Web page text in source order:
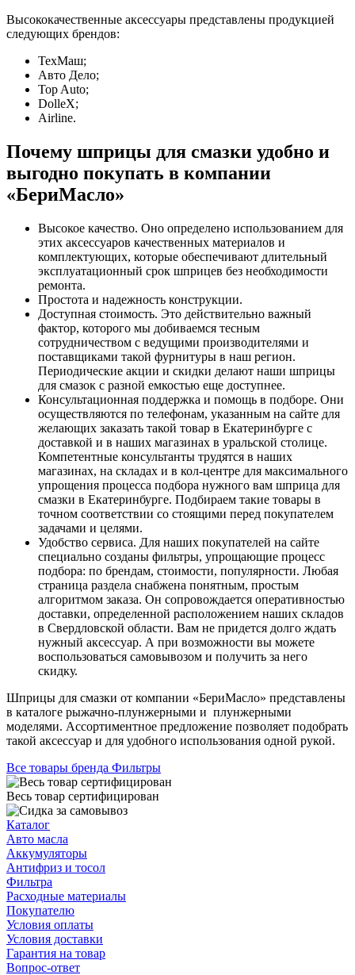
Высококачественные аксессуары представлены продукцией
следующих брендов:
ТехМаш;
Авто Дело;
Top Auto;
DolleX;
Airline.
Почему шприцы для смазки удобно и
выгодно покупать в компании
«БериМасло»
Высокое качество. Оно определено использованием для
этих аксессуаров качественных материалов и
комплектующих, которые обеспечивают длительный
эксплуатационный срок шприцев без необходимости
ремонта.
Простота и надежность конструкции.
Доступная стоимость. Это действительно важный
фактор, которого мы добиваемся тесным
сотрудничеством с ведущими производителями и
поставщиками такой фурнитуры в наш регион.
Периодические акции и скидки делают наши шприцы
для смазок с разной емкостью еще доступнее.
Консультационная поддержка и помощь в подборе. Они
осуществляются по телефонам, указанным на сайте для
желающих заказать такой товар в Екатеринбурге с
доставкой и в наших магазинах в уральской столице.
Компетентные консультанты трудятся в наших
магазинах, на складах и в кол-центре для максимального
упрощения процесса подбора нужного вам шприца для
смазки в Екатеринбурге. Подбираем такие товары в
точном соответствии со стоящими перед покупателем
задачами и целями.
Удобство сервиса. Для наших покупателей на сайте
специально созданы фильтры, упрощающие процесс
подбора: по брендам, стоимости, популярности. Любая
страница раздела снабжена понятным, простым
алгоритмом заказа. Он сопровождается оперативностью
доставки, определенной расположением наших складов
в Свердловской области. Вам не придется долго ждать
нужный аксессуар. А при возможности вы можете
воспользоваться самовывозом и получить за него
скидку.
Шприцы для смазки от компании «БериМасло» представлены
в каталоге рыжачно-плунжерными и плунжерными
моделями. Ассортиментное предложение позволяет подобрать
такой аксессуар и для удобного использования одной рукой.
Все товары бренда Фильтры
Весь товар сертифицирован
Каталог
Авто масла
Аккумуляторы
Антифриз и тосол
Фильтра
Расходные материалы
Покупателю
Условия оплаты
Условия доставки
Гарантия на товар
Вопрос-ответ